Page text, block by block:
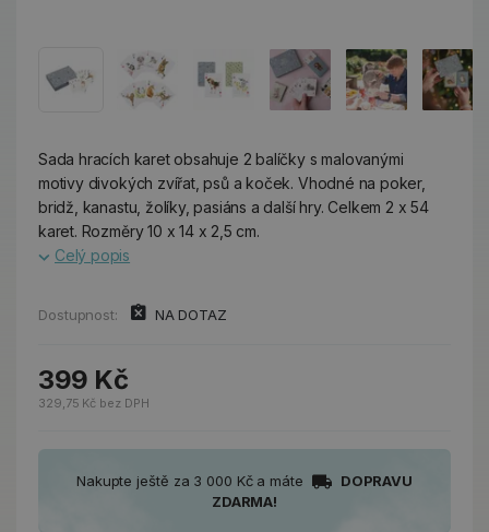
Sada hracích karet obsahuje 2 balíčky s malovanými
motivy divokých zvířat, psů a koček. Vhodné na poker,
bridž, kanastu, žolíky, pasiáns a další hry. Celkem 2 x 54
karet. Rozměry 10 x 14 x 2,5 cm.
Celý popis
Dostupnost: NA DOTAZ
399 Kč
329,75 Kč bez DPH
Nakupte ještě za 3 000 Kč a máte
DOPRAVU
ZDARMA!